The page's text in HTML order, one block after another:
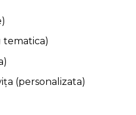
tematica)
(personalizata)